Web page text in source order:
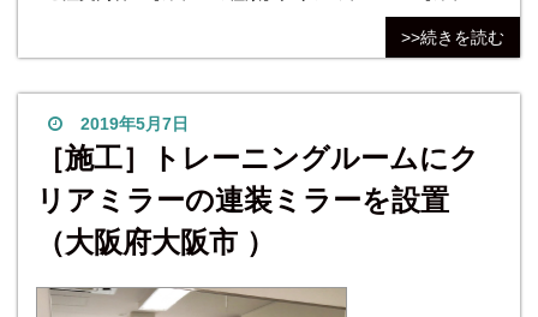
サイズ】W1328mm×H2010mm 【切断処理方法】全周糸面磨
き 【４隅加工】４隅角落とし加工 【枚数】2枚 【品名】片
＝2658mm 【個数】2本 お
>>続きを読む
2019年5月7日
［施工］トレーニングルームにク
リアミラーの連装ミラーを設置
（大阪府大阪市 ）